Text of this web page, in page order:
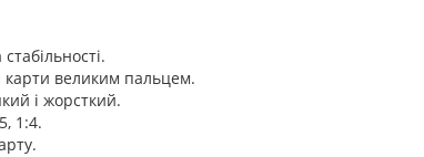
карти великим пальцем.
і жорсткий.
1:4.